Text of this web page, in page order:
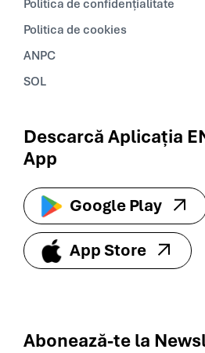
Politica de confidențialitate
Politica de cookies
ANPC
SOL
Descarcă Aplicația
App
Google Play
App Store
Abonează-te la